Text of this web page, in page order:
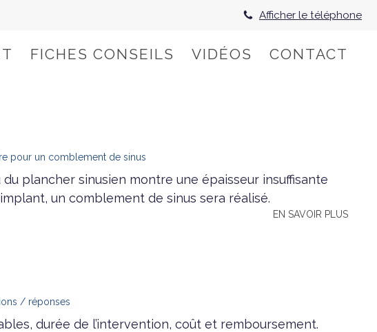
Afficher le téléphone
FICHES CONSEILS VIDÉOS CONTACT
pour un comblement de sinus
du plancher sinusien montre une épaisseur insuffisante
un comblement de sinus sera réalisé.
EN SAVOIR PLUS
/ réponses
durée de l’intervention, coût et remboursement.